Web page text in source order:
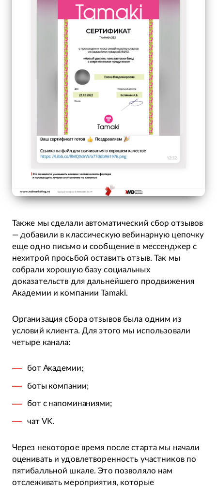
Также мы сделали автоматический сбор отзывов
— добавили в классическую вебинарную цепочку
еще одно письмо и сообщение в мессенджер с
нехитрой просьбой оставить отзыв. Так мы
собрали хорошую базу социальных
доказательств для дальнейшего продвижения
Академии и компании Tamaki.
Организация сбора отзывов была одним из
условий клиента. Для этого мы использовали
четыре канала:
бот Академии;
боты компании;
бот с напоминаниями;
чат VK.
Через некоторое время после старта мы начали
оценивать и удовлетворенность участников по
пятибалльной шкале. Это позволяло нам
отслеживать мероприятия, которые